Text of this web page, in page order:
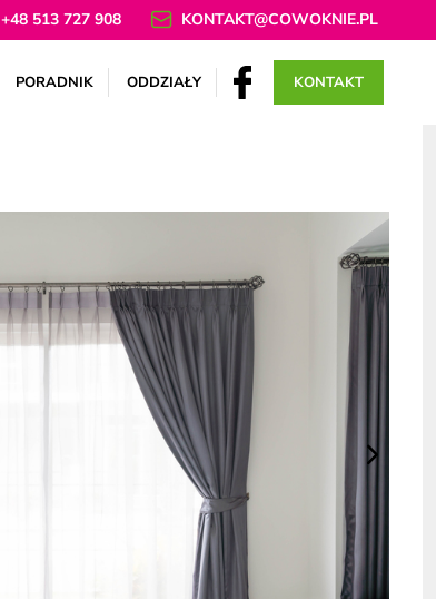
+48 513 727 908 KONTAKT@COWOKNIE.PL
PORADNIK ODDZIAŁY KONTAKT